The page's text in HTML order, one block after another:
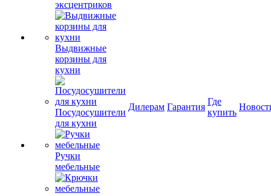
эксцентриков
Выдвижные
корзины для
кухни
Посудосушители
для кухни
Ручки
мебельные
Дилерам Гарантия
Где
купить